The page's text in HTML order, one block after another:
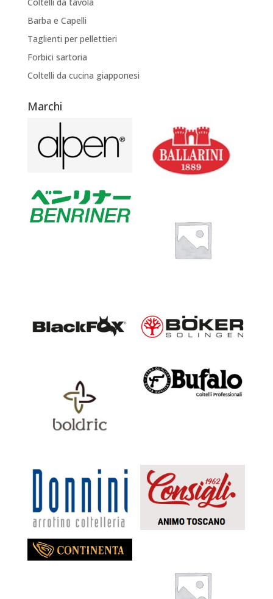
Barba e Capelli
Taglienti per pellettieri
Forbici sartoria
Coltelli da cucina giapponesi
Marchi